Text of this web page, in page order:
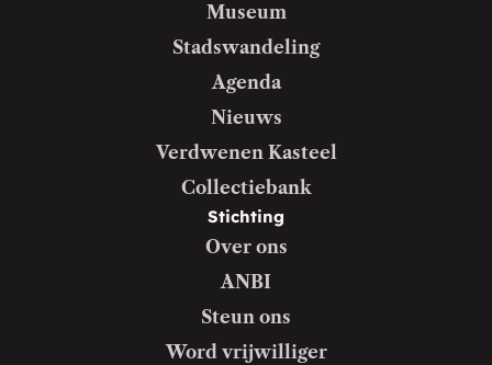
Museum
Stadswandeling
Agenda
Nieuws
Verdwenen Kasteel
Collectiebank
Stichting
Over ons
ANBI
Steun ons
Word vrijwilliger